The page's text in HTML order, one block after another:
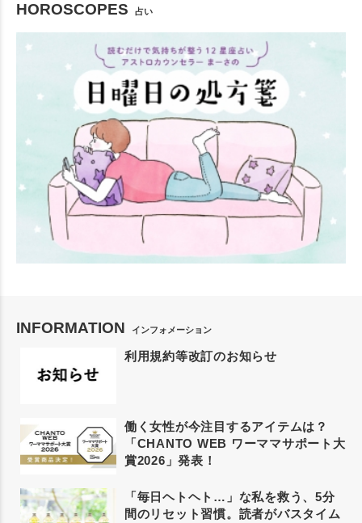
HOROSCOPES 占い
INFORMATION インフォメーション
利用規約等改訂のお知らせ
働く女性が今注目するアイテムは？
「CHANTO WEB ワーママサポート大
賞2026」発表！
「毎日ヘトヘト…」な私を救う、5分
間のリセット習慣。読者がバスタイム